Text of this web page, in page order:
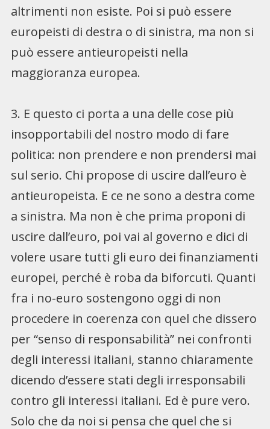
altrimenti non esiste. Poi si può essere
europeisti di destra o di sinistra, ma non si
può essere antieuropeisti nella
maggioranza europea.
3. E questo ci porta a una delle cose più
insopportabili del nostro modo di fare
politica: non prendere e non prendersi mai
sul serio. Chi propose di uscire dall’euro è
antieuropeista. E ce ne sono a destra come
a sinistra. Ma non è che prima proponi di
uscire dall’euro, poi vai al governo e dici di
volere usare tutti gli euro dei finanziamenti
europei, perché è roba da biforcuti. Quanti
fra i no-euro sostengono oggi di non
procedere in coerenza con quel che dissero
per “senso di responsabilità” nei confronti
degli interessi italiani, stanno chiaramente
dicendo d’essere stati degli irresponsabili
contro gli interessi italiani. Ed è pure vero.
Solo che da noi si pensa che quel che si